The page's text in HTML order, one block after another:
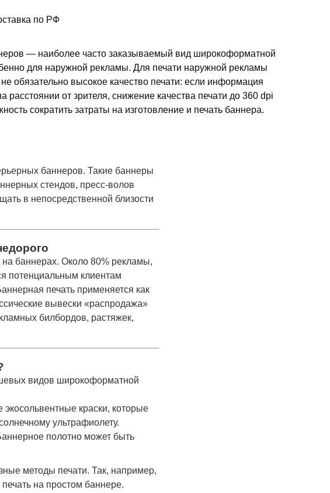
по РФ
— наиболее часто заказываемый вид широкоформатной
для наружной рекламы. Для печати наружной рекламы
обязательно высокое качество печати: если информация
расстоянии от зрителя, снижение качества печати до 360 dpi
сократить затраты на изготовление и печать баннера.
баннеров. Такие баннеры
стендов, пресс-волов
в непосредственной близости
баннерах. Около 80% рекламы,
потенциальным клиентам
печать применяется как
вывески «распродажа»
билбордов, растяжек,
видов широкоформатной
краски, которые
ультрафиолету.
полотно может быть
методы печати. Так, например,
на простом баннере.